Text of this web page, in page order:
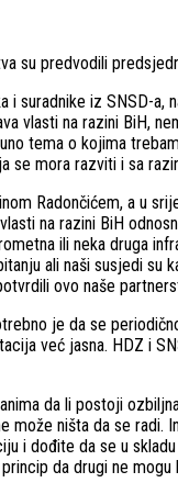
su predvodili
suradnike iz SNSD-
vlasti na razini BiH,
tema o kojima
mora razviti i sa
Radončićem, a u
na razini BiH
ili neka druga
ali naši susjedi
ovo naše
je da se
već jasna. HDZ i
da li postoji
može ništa da se
i dođite da se u
da drugi ne